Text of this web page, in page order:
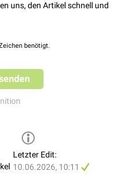
uns, den Artikel schnell und
benötigt.
Letzter Edit:
10.06.2026, 10:11